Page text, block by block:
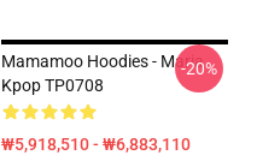
Mamamoo Hoodies - Maria
Kpop TP0708
₩5,918,510 - ₩6,883,110
-20%